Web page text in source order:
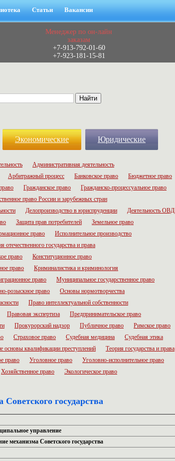
Статьи Вакансии
Менеджер по он-лайн
заказам
+7-913-792-01-60
+7-923-181-15-81
Экономические Юридические
Административная деятельность
Арбитражный процесс Банковское право
Бюджетное право
Гражданское право
Гражданско-процессуальное право
право России и зарубежных стран
Делопроизводство в юриспруденции
Деятельность ОВД
Защита прав потребителей
Земельное право
право
Исполнительное производство
отечественного государства и права
право
Конституционное право
право
Криминалистика и криминология
право
Муниципальное государственное право
розыскное право
Основы нормотворчества
Право интеллектуальной собственности
Правовая экспертиза
Предпринимательское право
Прокурорский надзор Публичное право
Римское право
Страховое право Судебная медицина
Судебная этика
основы квалификации преступлений
Теория государства и права
право Уголовное право
Уголовно-исполнительное право
Хозяйственное право
Экологическое право
государства
управление
механизма Советского государства